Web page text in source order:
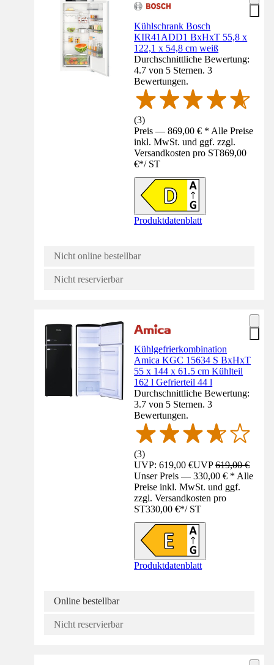
Kühlschrank Bosch
KIR41ADD1 BxHxT 55,8 x
122,1 x 54,8 cm weiß
Durchschnittliche Bewertung:
4.7 von 5 Sternen. 3
Bewertungen.
(3)
Preis — 869,00 € * Alle Preise
inkl. MwSt. und ggf. zzgl.
Versandkosten pro ST869,00
€*/ ST
Produktdatenblatt
Nicht online bestellbar
Nicht reservierbar
Kühlgefrierkombination
Amica KGC 15634 S BxHxT
55 x 144 x 61.5 cm Kühlteil
162 l Gefrierteil 44 l
Durchschnittliche Bewertung:
3.7 von 5 Sternen. 3
Bewertungen.
(3)
UVP: 619,00 €UVP619,00 €
Unser Preis — 330,00 € * Alle
Preise inkl. MwSt. und ggf.
zzgl. Versandkosten pro
ST330,00 €*/ ST
Produktdatenblatt
Online bestellbar
Nicht reservierbar